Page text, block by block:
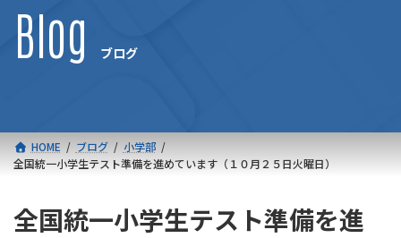
Blog ブログ
HOME ブログ
小学部
全国統一小学生テスト準備を進めています（１０月２５日火曜日）
全国統一小学生テスト準備を進